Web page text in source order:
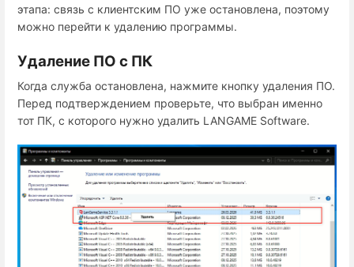
этапа: связь с клиентским ПО уже остановлена, поэтому
можно перейти к удалению программы.
Удаление ПО с ПК
Когда служба остановлена, нажмите кнопку удаления ПО.
Перед подтверждением проверьте, что выбран именно
тот ПК, с которого нужно удалить LANGAME Software.